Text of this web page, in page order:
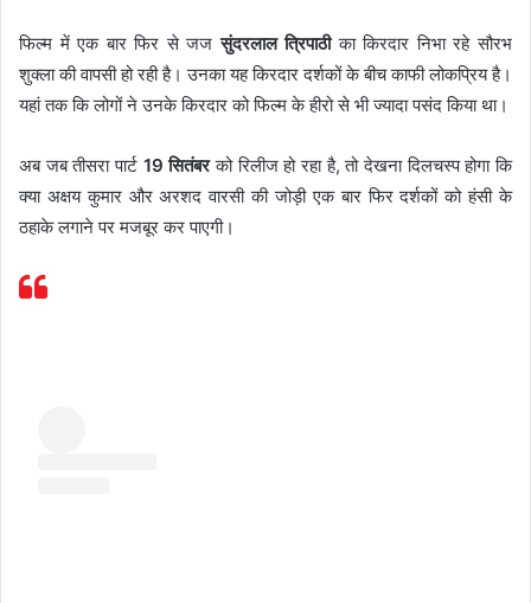
फिल्म में एक बार फिर से जजसुंदरलाल त्रिपाठीका किरदार निभा रहे सौरभ
शुक्ला की वापसी हो रही है। उनका यह किरदार दर्शकों के बीच काफी लोकप्रिय है।
यहां तक कि लोगों ने उनके किरदार को फिल्म के हीरो से भी ज्यादा पसंद किया था।
अब जब तीसरा पार्ट 19 सितंबरको रिलीज हो रहा है, तो देखना दिलचस्प होगा कि
क्या अक्षय कुमार और अरशद वारसी की जोड़ी एक बार फिर दर्शकों को हंसी के
ठहाके लगाने पर मजबूर कर पाएगी।